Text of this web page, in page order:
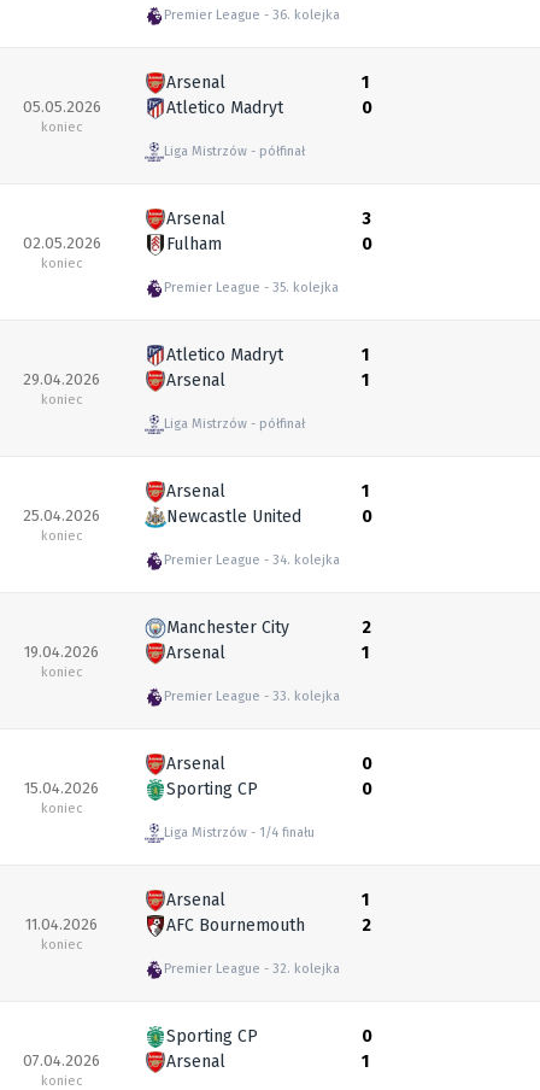
Premier League 36. kolejka
05.05.2026
koniec
Arsenal
Atletico Madryt
Liga Mistrzów półfinał
1
0
02.05.2026
koniec
Arsenal
Fulham
Premier League 35. kolejka
3
0
29.04.2026
koniec
Atletico Madryt
Arsenal
Liga Mistrzów półfinał
1
1
25.04.2026
koniec
Arsenal
Newcastle United
Premier League 34. kolejka
1
0
19.04.2026
koniec
Manchester City
Arsenal
Premier League 33. kolejka
2
1
15.04.2026
koniec
Arsenal
Sporting CP
Liga Mistrzów 1/4 finału
0
0
11.04.2026
koniec
Arsenal
AFC Bournemouth
Premier League 32. kolejka
1
2
07.04.2026
koniec
Sporting CP
Arsenal
0
1